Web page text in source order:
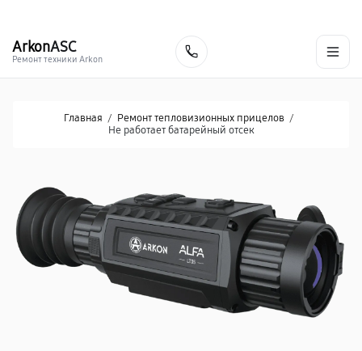
ArkonASC
Ремонт техники Arkon
Главная / Ремонт тепловизионных прицелов /
Не работает батарейный отсек